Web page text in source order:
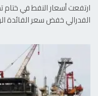
ارتفعت أسعار النفط في ختام
الفدرالي خفض سعر الفائدة